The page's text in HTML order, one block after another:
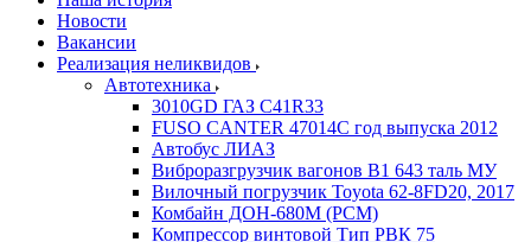
Новости
Вакансии
Реализация неликвидов
Автотехника
3010GD ГАЗ С41R33
FUSO CANTER 47014C год выпуска 2012
Автобус ЛИАЗ
Виброразгрузчик вагонов В1 643 таль МУ
Вилочный погрузчик Toyota 62-8FD20, 2017
Комбайн ДОН-680М (РСМ)
Компрессор винтовой Тип РВК 75